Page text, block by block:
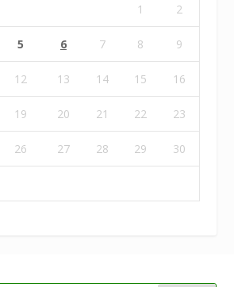
1 2
5 6 7 8 9
12 13 14 15 16
19 20 21 22 23
26 27 28 29 30